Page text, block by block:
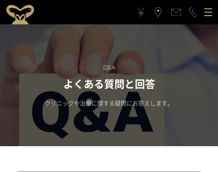
ゴリラクリニックについて
フィロソフィー
医療機関としてのこだわり
スタッフの思い
ゴリラクリニックとは？
ゴリラフィロソフィー
医療機関としてのこだわり
スタッフの思い
施術メニュー
アクセス
治療症例
Q&A
よくある質問と回答
クリニックや治療に関する疑問にお答えします。